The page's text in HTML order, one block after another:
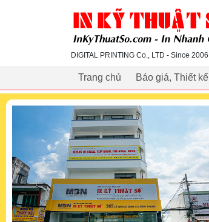
inkythuatso.com
DIGITAL PRINTING Co., LTD - Since 2006
Trang chủ Báo giá, Thiết kế